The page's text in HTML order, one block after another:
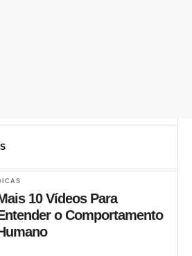
10 Vídeos Para
o Comportamento